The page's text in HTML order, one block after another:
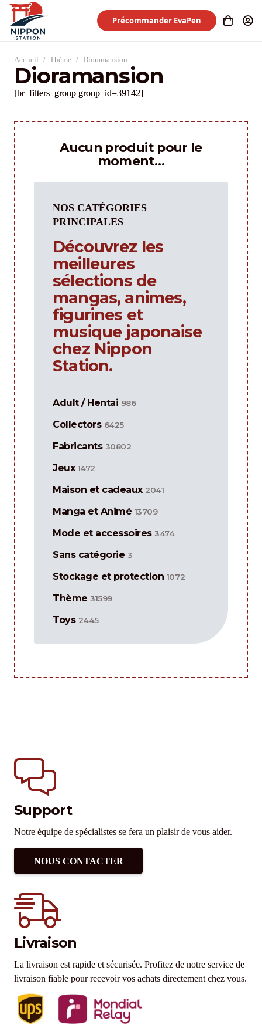
Précommander EvaPen
Accueil / Thème / Dioramansion
Dioramansion
[br_filters_group group_id=39142]
Aucun produit pour le
moment…
NOS CATÉGORIES
PRINCIPALES
Découvrez les
meilleures
sélections de
mangas, animes,
figurines et
musique japonaise
chez Nippon
Station.
Adult / Hentai 986
Collectors 6425
Fabricants 30802
Jeux 1472
Maison et cadeaux 2041
Manga et Animé 13709
Mode et accessoires 3474
Sans catégorie 3
Stockage et protection 1072
Thème 31599
Toys 2445
Support
Notre équipe de spécialistes se fera un plaisir de vous aider.
NOUS CONTACTER
Livraison
La livraison est rapide et sécurisée. Profitez de notre service de
livraison fiable pour recevoir vos achats directement chez vous.